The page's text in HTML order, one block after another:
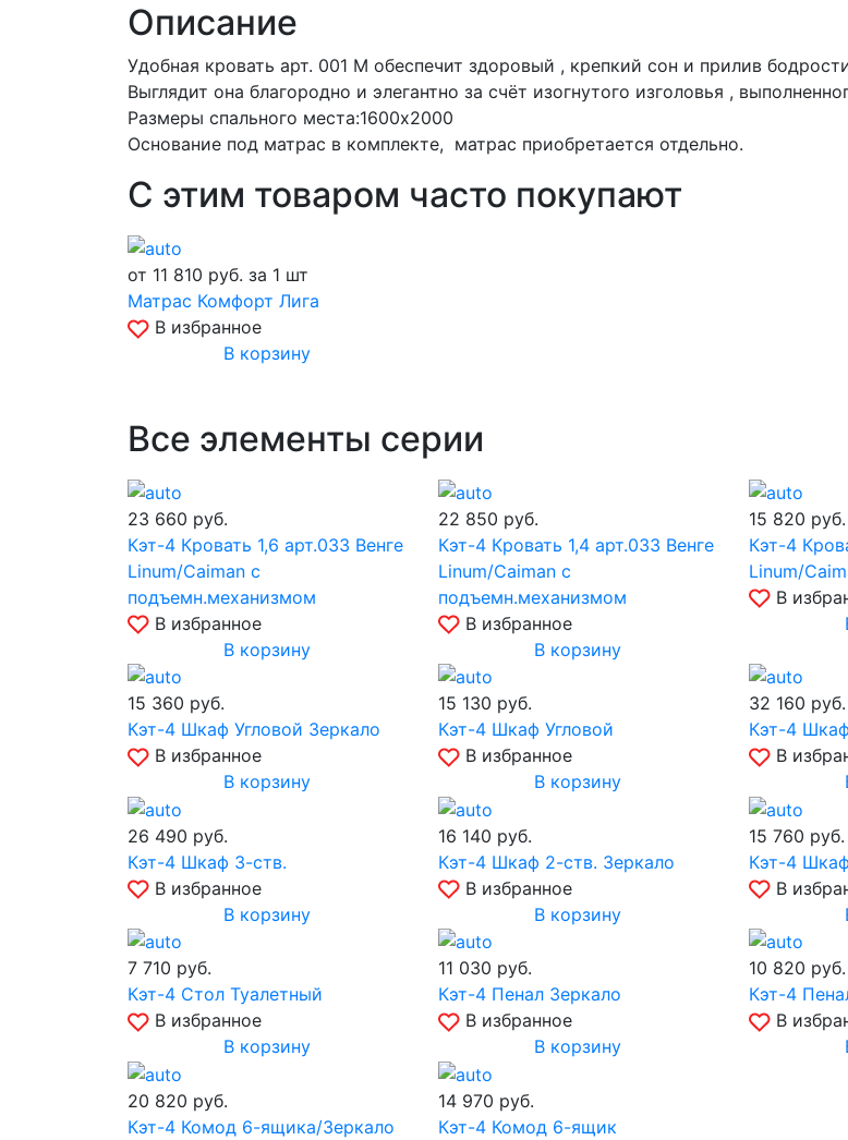
Описание
Удобная кровать арт. 001 М обеспечит здоровый , крепкий сон и прилив
Выглядит она благородно и элегантно за счёт изогнутого изголовья ,
Размеры спального места:1600х2000
Основание под матрас в комплекте, матрас приобретается отдельно.
С этим товаром часто покупают
от 11 810 руб. за 1 шт
Матрас Комфорт Лига
В избранное
В корзину
Все элементы серии
23 660 руб.
Кэт-4 Кровать 1,6 арт.033 Венге
Linum/Caiman с
подъемн.механизмом
В избранное
В корзину
22 850 руб.
Кэт-4 Кровать 1,4 арт.033 Венге
Linum/Caiman с
подъемн.механизмом
В избранное
В корзину
15 820 руб.
Кэт-4
Linum/
В
15 360 руб.
Кэт-4 Шкаф Угловой Зеркало
В избранное
В корзину
15 130 руб.
Кэт-4 Шкаф Угловой
В избранное
В корзину
32 160 руб.
Кэт-4
В
26 490 руб.
Кэт-4 Шкаф 3-ств.
В избранное
В корзину
16 140 руб.
Кэт-4 Шкаф 2-ств. Зеркало
В избранное
В корзину
15 760 руб.
Кэт-4
В
7 710 руб.
Кэт-4 Стол Туалетный
В избранное
В корзину
11 030 руб.
Кэт-4 Пенал Зеркало
В избранное
В корзину
10 820 руб.
Кэт-4
В
20 820 руб.
Кэт-4 Комод 6-ящика/Зеркало
14 970 руб.
Кэт-4 Комод 6-ящик